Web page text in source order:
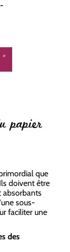
papier
que
doivent être
absorbants
sous-
faciliter une
des